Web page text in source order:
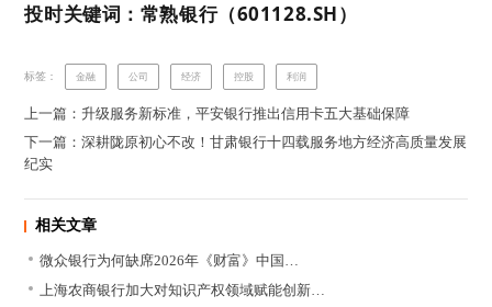
投时关键词：常熟银行（601128.SH）
标签： 金融 公司 经济 控股 利润
上一篇：升级服务新标准，平安银行推出信用卡五大基础保障
下一篇：深耕陇原初心不改！甘肃银行十四载服务地方经济高质量发展
纪实
相关文章
微众银行为何缺席2026年《财富》中国…
上海农商银行加大对知识产权领域赋能创新…